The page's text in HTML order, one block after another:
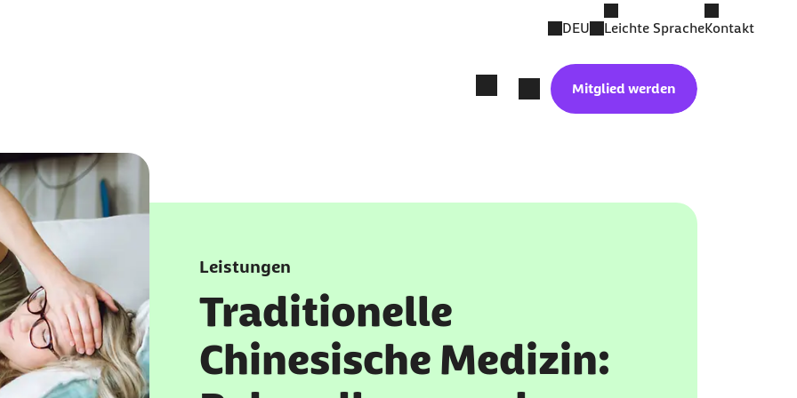
DEU Leichte SpracheKontakt
Mitglied werden
Leistungen
Traditionelle
Chinesische Medizin: